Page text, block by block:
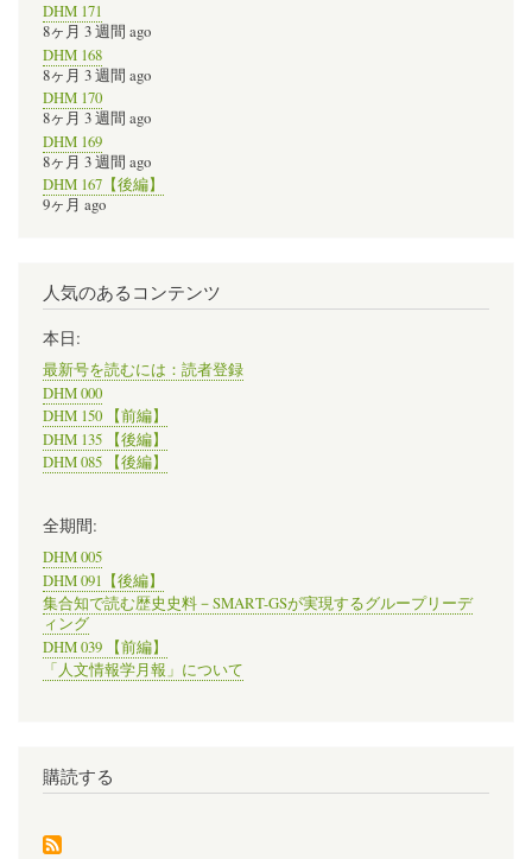
DHM 171
8ヶ月 3 週間 ago
DHM 168
8ヶ月 3 週間 ago
DHM 170
8ヶ月 3 週間 ago
DHM 169
8ヶ月 3 週間 ago
DHM 167【後編】
9ヶ月 ago
人気のあるコンテンツ
本日:
最新号を読むには：読者登録
DHM 000
DHM 150 【前編】
DHM 135 【後編】
DHM 085 【後編】
全期間:
DHM 005
DHM 091【後編】
集合知で読む歴史史料－SMART-GSが実現するグループリーデ
ィング
DHM 039 【前編】
「人文情報学月報」について
購読する